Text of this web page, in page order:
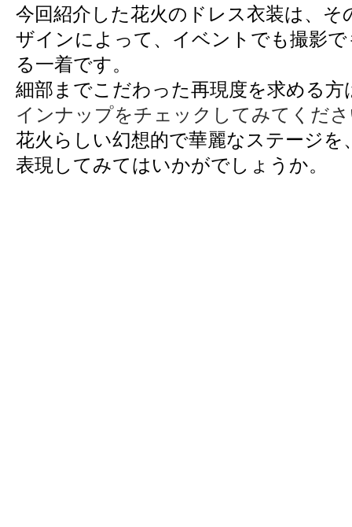
今回紹介した花火のドレス衣装は、
ザインによって、イベントでも撮影
る一着です。
細部までこだわった再現度を求める方
インナップをチェックしてみてくだ
花火らしい幻想的で華麗なステージ
表現してみてはいかがでしょうか。